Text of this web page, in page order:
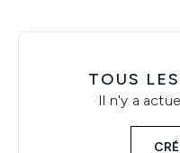
TOUS
Il n'y a